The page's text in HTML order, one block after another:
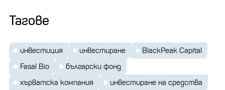
Тагове
инвестиция инвестиране
BlackPeak Capital
Fasal Bio
български фонд
хърватска компания
инвестиране на средства